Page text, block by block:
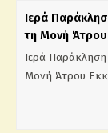
Ιερά
τη Μονή Άτρου
Ιερά
Μονή Άτρου